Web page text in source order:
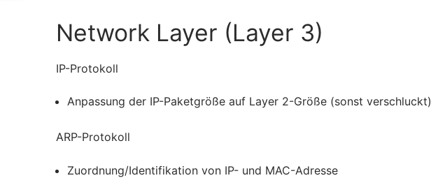
Network Layer (Layer 3)
IP-Protokoll
Anpassung der IP-Paketgröße auf Layer 2-Größe (sonst verschluckt)
ARP-Protokoll
Zuordnung/Identifikation von IP- und MAC-Adresse